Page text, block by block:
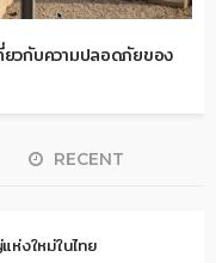
ยวกับความปลอดภัยของ
RECENT
ห่งใหม่ในไทย